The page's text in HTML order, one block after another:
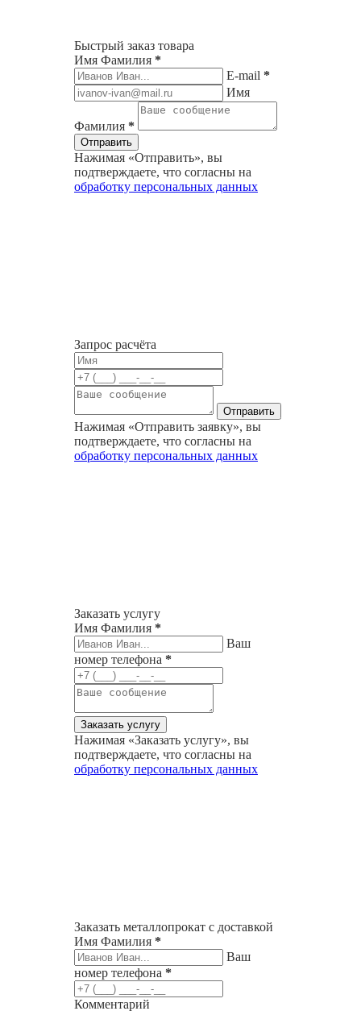
Быстрый заказ товара
Имя Фамилия *
E-mail *
Имя
Фамилия *
Нажимая «Отправить», вы
подтверждаете, что согласны на
обработку персональных данных
Запрос расчёта
Нажимая «Отправить заявку», вы
подтверждаете, что согласны на
обработку персональных данных
Заказать услугу
Имя Фамилия *
Ваш
номер телефона *
Нажимая «Заказать услугу», вы
подтверждаете, что согласны на
обработку персональных данных
Заказать металлопрокат с доставкой
Имя Фамилия *
Ваш
номер телефона *
Комментарий